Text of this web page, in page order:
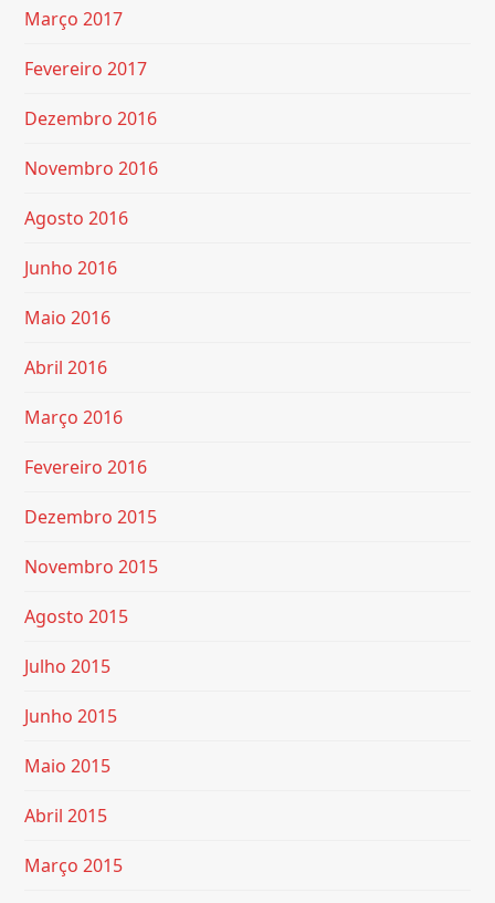
Março 2017
Fevereiro 2017
Dezembro 2016
Novembro 2016
Agosto 2016
Junho 2016
Maio 2016
Abril 2016
Março 2016
Fevereiro 2016
Dezembro 2015
Novembro 2015
Agosto 2015
Julho 2015
Junho 2015
Maio 2015
Abril 2015
Março 2015